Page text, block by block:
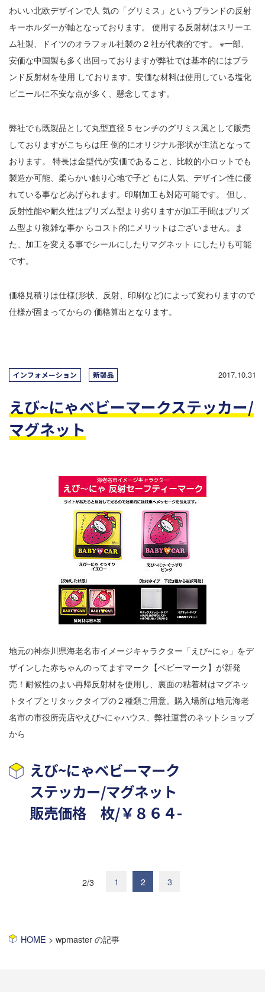
わいい北欧デザインで人 気の「グリミス」というブランドの反射
キーホルダーが軸となっております。 使用する反射材はスリーエ
ム社製、ドイツのオラフォル社製の 2 社が代表的です。 ※一部、
安価な中国製も多く出回っておりますが弊社では基本的にはブラ
ンド反射材を使用 しております。安価な材料は使用している塩化
ビニールに不安な点が多く、懸念してます。
弊社でも既製品として丸型直径 5 センチのグリミス風として販売
しておりますがこちらは圧 倒的にオリジナル形状が主流となって
おります。 特長は金型代が安価であること、比較的小ロットでも
製造か可能、柔らかい触り心地で子ど もに人気、デザイン性に優
れている事などあげられます。印刷加工も対応可能です。 但し、
反射性能や耐久性はプリズム型より劣りますが加工手間はプリズ
ム型より複雑な事か らコスト的にメリットはございません。ま
た、加工を変える事でシールにしたりマグネット にしたりも可能
です。
価格見積りは仕様(形状、反射、印刷など)によって変わりますので
仕様が固まってからの 価格算出となります。
インフォメーション 新製品 2017.10.31
えび~にゃベビーマークステッカー/
マグネット
地元の神奈川県海老名市イメージキャラクター「えび~にゃ」をデ
ザインした赤ちゃんのってますマーク【ベビーマーク】が新発
売！耐候性のよい再帰反射材を使用し、裏面の粘着材はマグネッ
トタイプとリタックタイプの２種類ご用意。購入場所は地元海老
名市の市役所売店やえび~にゃハウス、弊社運営のネットショップ
から
えび~にゃベビーマーク
ステッカー/マグネット
​販売価格 枚/￥８６４-
2/3 1 2 3
HOME > wpmaster の記事